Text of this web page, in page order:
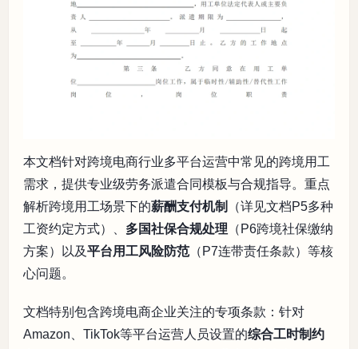
本文档针对跨境电商行业多平台运营中常见的跨境用工
需求，提供专业级劳务派遣合同模板与合规指导。重点
解析跨境用工场景下的薪酬支付机制
（详见文档P5多种
工资约定方式）、 多国社保合规处理 （P6跨境社保缴纳
方案）以及平台用工风险防范（P7连带责任条款）等核
心问题。
文档特别包含跨境电商企业关注的专项条款：针对
Amazon、TikTok等平台运营人员设置的综合工时制约